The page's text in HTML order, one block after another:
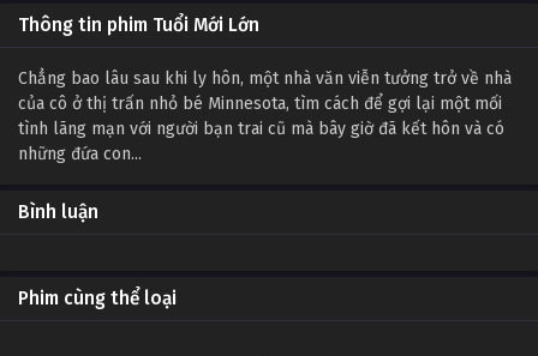
Thông tin phim Tuổi Mới Lớn
Chẳng bao lâu sau khi ly hôn, một nhà văn viễn tưởng trở về nhà
của cô ở thị trấn nhỏ bé Minnesota, tìm cách để gợi lại một mối
tình lãng mạn với người bạn trai cũ mà bây giờ đã kết hôn và có
những đứa con...
Bình luận
Phim cùng thể loại